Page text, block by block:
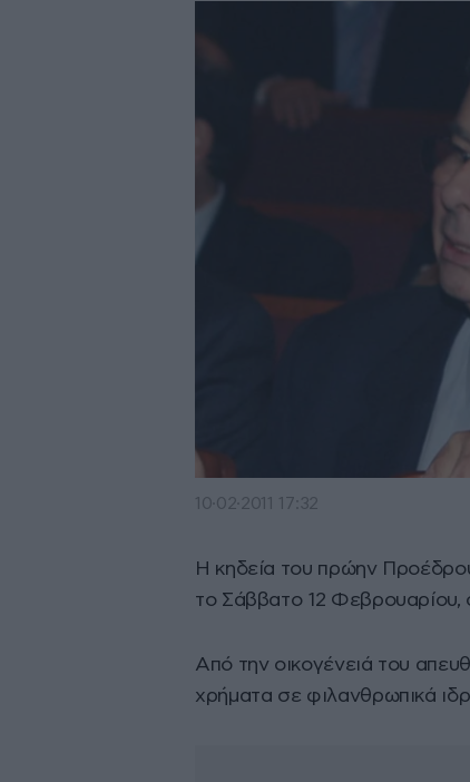
10·02·2011 17:32
Η κηδεία του πρώην
το Σάββατο 12 Φεβρουαρίου,
Από την οικογένειά του
χρήματα σε φιλανθρωπικά